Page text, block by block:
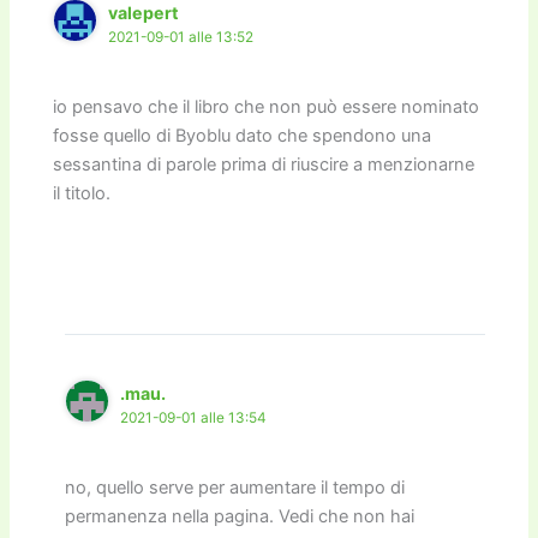
valepert
2021-09-01 alle 13:52
io pensavo che il libro che non può essere nominato
fosse quello di Byoblu dato che spendono una
sessantina di parole prima di riuscire a menzionarne
il titolo.
.mau.
2021-09-01 alle 13:54
no, quello serve per aumentare il tempo di
permanenza nella pagina. Vedi che non hai